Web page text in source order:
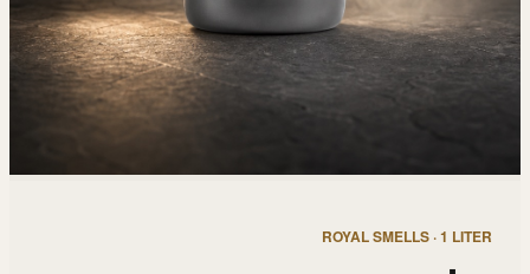
ROYAL SMELLS · 1 LITER